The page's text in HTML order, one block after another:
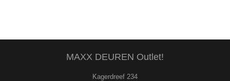
MAXX DEUREN Outlet!
Kagerdreef 234